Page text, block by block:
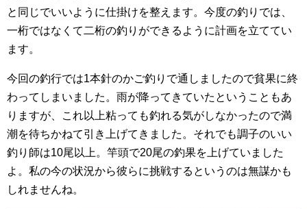
と同じでいいように仕掛けを整えます。今度の釣りでは、
一桁ではなくて二桁の釣りができるように計画を立ててい
ます。
今回の釣行では1本針のかご釣りで通しましたので貧果に終
わってしまいました。雨が降ってきていたということもあ
りますが、これ以上粘っても釣れる気がしなかったので満
潮を待ちかねて引き上げてきました。それでも調子のいい
釣り師は10尾以上。竿頭で20尾の釣果を上げていました
よ。私の今の状況から彼らに挑戦するというのは無謀かも
しれませんね。